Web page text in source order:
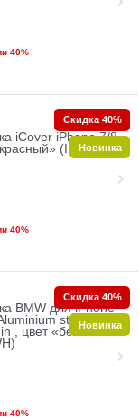
40%
iCover iPhone 7/8
(IP7-G-
40%
Скидка 40%
Новинка
BMW для iPhone
stripe
, цвет «белый»
40%
Скидка 40%
Новинка